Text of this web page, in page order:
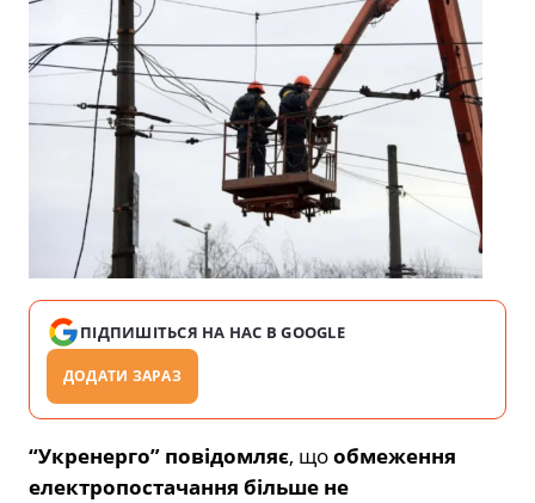
ПІДПИШІТЬСЯ НА НАС В GOOGLE
ДОДАТИ ЗАРАЗ
“Укренерго” повідомляє, щообмеження
електропостачання більше не